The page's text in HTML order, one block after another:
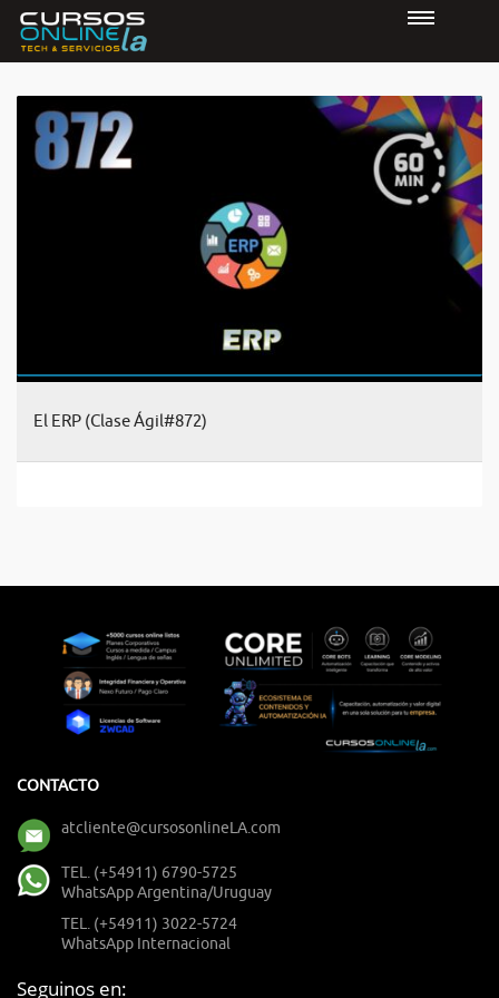
El ERP (Clase Ágil#872)
CONTACTO
atcliente@cursosonlineLA.com
TEL. (+54911) 6790-5725
WhatsApp Argentina/Uruguay
TEL. (+54911) 3022-5724
WhatsApp Internacional
Seguinos en: